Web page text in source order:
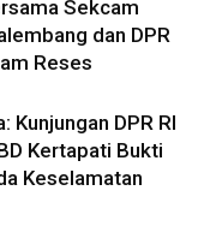
Sekcam
dan DPR
Reses
Kunjungan DPR RI
Kertapati Bukti
Keselamatan